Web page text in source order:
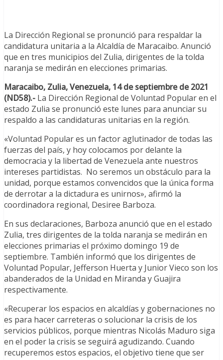
La Dirección Regional se pronunció para respaldar la
candidatura unitaria a la Alcaldía de Maracaibo. Anunció
que en tres municipios del Zulia, dirigentes de la tolda
naranja se medirán en elecciones primarias.
Maracaibo, Zulia, Venezuela, 14 de septiembre de 2021
(ND58).- La Dirección Regional de Voluntad Popular en el
estado Zulia se pronunció este lunes para anunciar su
respaldo a las candidaturas unitarias en la región.
«Voluntad Popular es un factor aglutinador de todas las
fuerzas del país, y hoy colocamos por delante la
democracia y la libertad de Venezuela ante nuestros
intereses partidistas. No seremos un obstáculo para la
unidad, porque estamos convencidos que la única forma
de derrotar a la dictadura es unirnos», afirmó la
coordinadora regional, Desiree Barboza.
En sus declaraciones, Barboza anunció que en el estado
Zulia, tres dirigentes de la tolda naranja se medirán en
elecciones primarias el próximo domingo 19 de
septiembre. También informó que los dirigentes de
Voluntad Popular, Jefferson Huerta y Junior Vieco son los
abanderados de la Unidad en Miranda y Guajira
respectivamente.
«Recuperar los espacios en alcaldías y gobernaciones no
es para hacer carreteras o solucionar la crisis de los
servicios públicos, porque mientras Nicolás Maduro siga
en el poder la crisis se seguirá agudizando. Cuando
recuperemos estos espacios, el objetivo tiene que ser